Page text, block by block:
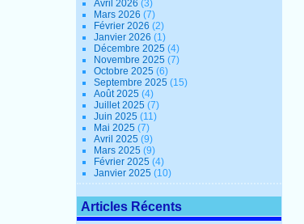
Avril 2026(3)
Mars 2026(7)
Février 2026(2)
Janvier 2026(1)
Décembre 2025(4)
Novembre 2025(7)
Octobre 2025(6)
Septembre 2025(15)
Août 2025(4)
Juillet 2025(7)
Juin 2025(11)
Mai 2025(7)
Avril 2025(9)
Mars 2025(9)
Février 2025(4)
Janvier 2025(10)
Articles Récents